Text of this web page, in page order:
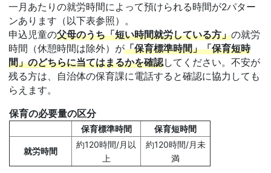
一月あたりの就労時間によって預けられる時間が2パター
ンあります（以下表参照）。
申込児童の父母のうち「短い時間就労している方」の就労
時間（休憩時間は除外）が「保育標準時間」「保育短時
間」のどちらに当てはまるかを確認してください。不安が
残る方は、自治体の保育課に電話すると確認に協力しても
らえます。
保育の必要量の区分
保育標準時間 保育短時間
就労時間
約120時間/月以
上
約120時間/月未
満